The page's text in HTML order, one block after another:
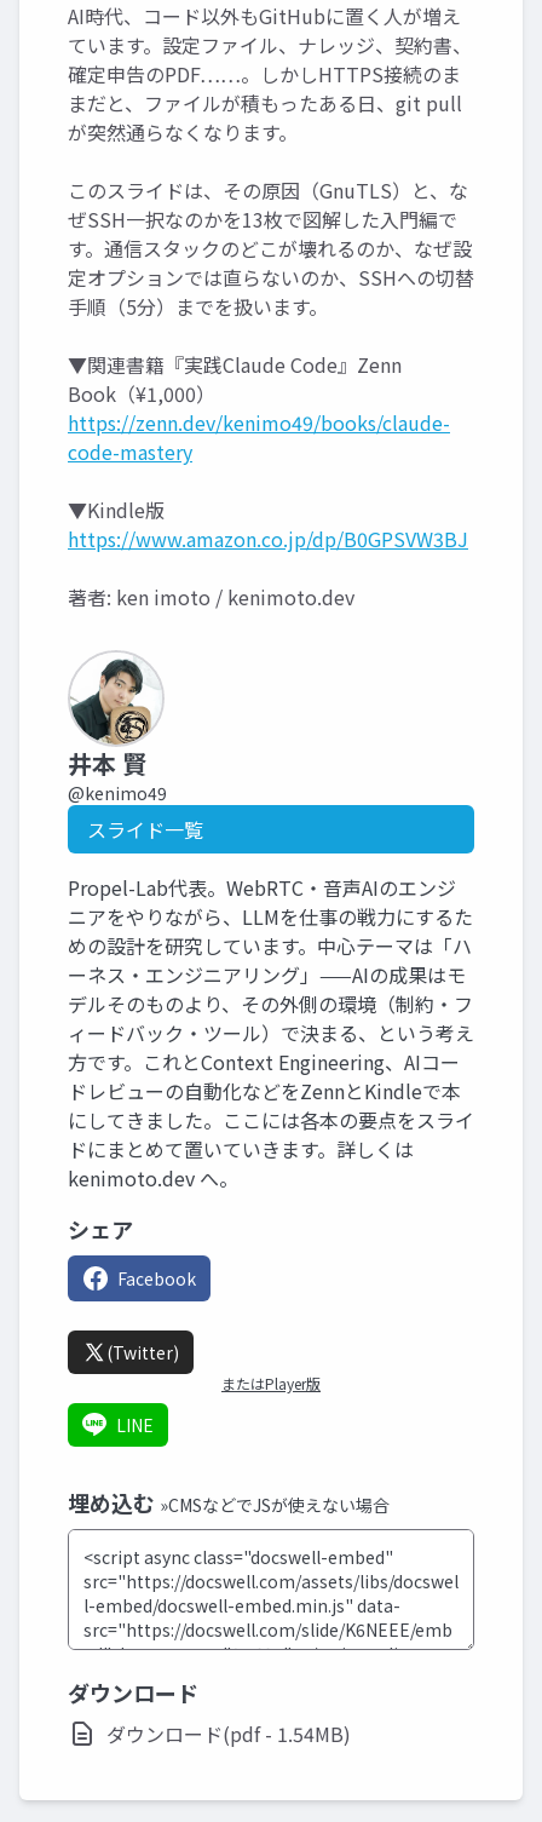
AI時代、コード以外もGitHubに置く人が増え
ています。設定ファイル、ナレッジ、契約書、
確定申告のPDF……。しかしHTTPS接続のま
まだと、ファイルが積もったある日、git pull
が突然通らなくなります。
このスライドは、その原因（GnuTLS）と、な
ぜSSH一択なのかを13枚で図解した入門編で
す。通信スタックのどこが壊れるのか、なぜ設
定オプションでは直らないのか、SSHへの切替
手順（5分）までを扱います。
▼関連書籍『実践Claude Code』Zenn
Book（¥1,000）
https://zenn.dev/kenimo49/books/claude-
code-mastery
▼Kindle版
https://www.amazon.co.jp/dp/B0GPSVW3BJ
著者: ken imoto / kenimoto.dev
井本 賢
@kenimo49
スライド一覧
Propel-Lab代表。WebRTC・音声AIのエンジ
ニアをやりながら、LLMを仕事の戦力にするた
めの設計を研究しています。中心テーマは「ハ
ーネス・エンジニアリング」——AIの成果はモ
デルそのものより、その外側の環境（制約・フ
ィードバック・ツール）で決まる、という考え
方です。これとContext Engineering、AIコー
ドレビューの自動化などをZennとKindleで本
にしてきました。ここには各本の要点をスライ
ドにまとめて置いていきます。詳しくは
kenimoto.dev へ。
シェア
Facebook
(Twitter)
またはPlayer版
LINE
埋め込む »CMSなどでJSが使えない場合
ダウンロード
ダウンロード(pdf - 1.54MB)